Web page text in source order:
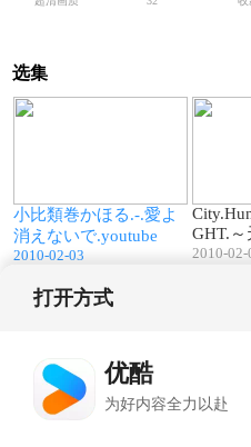
选集
小比類巻かほる.-.愛よ
消えないで.youtube
2010-02-03
GHT.
～
2010-02-
打开方式
优酷
为好内容全力以赴